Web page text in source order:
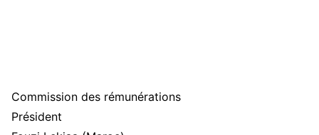
Commission des rémunérations
Président